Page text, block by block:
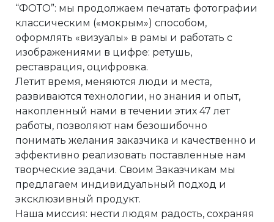
“ФОТО”: мы продолжаем печатать фотографии
классическим («мокрым») способом,
оформлять «визуалы» в рамы и работать с
изображениями в цифре: ретушь,
реставрация, оцифровка.
Летит время, меняются люди и места,
развиваются технологии, но знания и опыт,
накопленный нами в течении этих 47 лет
работы, позволяют нам безошибочно
понимать желания заказчика и качественно и
эффективно реализовать поставленные нам
творческие задачи. Своим Заказчикам мы
предлагаем индивидуальный подход и
эксклюзивный продукт.
Наша миссия: нести людям радость, сохраняя